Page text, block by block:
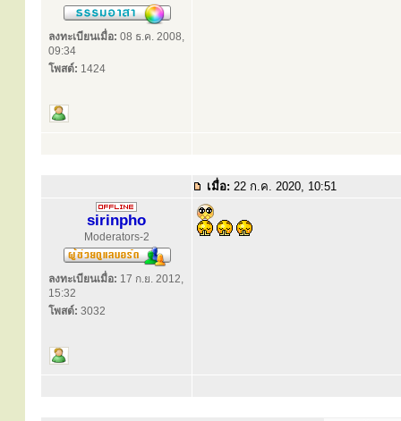
ลงทะเบียนเมื่อ: 08 ธ.ค. 2008,
09:34
โพสต์: 1424
เมื่อ: 22 ก.ค. 2020, 10:51
sirinpho
Moderators-2
ลงทะเบียนเมื่อ: 17 ก.ย. 2012,
15:32
โพสต์: 3032